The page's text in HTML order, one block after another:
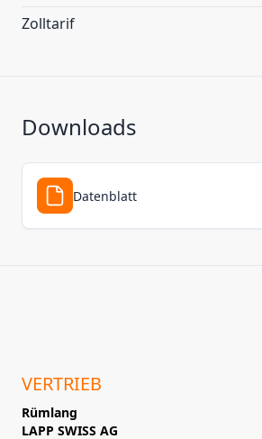
Zolltarif
Downloads
Datenblatt
VERTRIEB
Rümlang
LAPP SWISS AG